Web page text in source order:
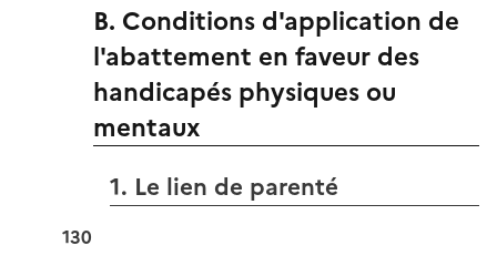
B. Conditions d'application de
l'abattement en faveur des
handicapés physiques ou
mentaux
1. Le lien de parenté
130